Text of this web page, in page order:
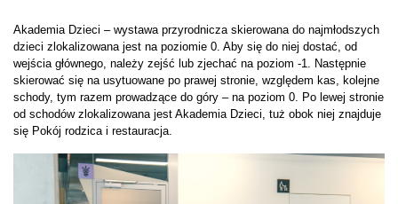
Akademia Dzieci – wystawa przyrodnicza skierowana do najmłodszych
dzieci zlokalizowana jest na poziomie 0. Aby się do niej dostać, od
wejścia głównego, należy zejść lub zjechać na poziom -1. Następnie
skierować się na usytuowane po prawej stronie, względem kas, kolejne
schody, tym razem prowadzące do góry – na poziom 0. Po lewej stronie
od schodów zlokalizowana jest Akademia Dzieci, tuż obok niej znajduje
się Pokój rodzica i restauracja.